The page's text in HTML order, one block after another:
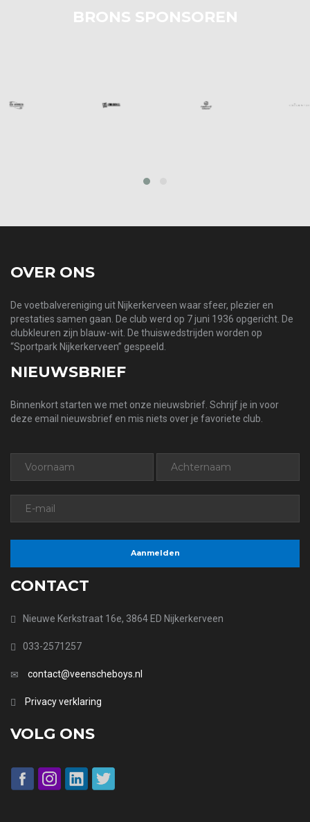
BRONS SPONSOREN
prev
OVER ONS
De voetbalvereniging uit Nijkerkerveen waar sfeer, plezier en
prestaties samen gaan. De club werd op 7 juni 1936 opgericht. De
clubkleuren zijn blauw-wit. De thuiswedstrijden worden op
“Sportpark Nijkerkerveen” gespeeld.
NIEUWSBRIEF
Binnenkort starten we met onze nieuwsbrief. Schrijf je in voor
deze email nieuwsbrief en mis niets over je favoriete club.
CONTACT
Nieuwe Kerkstraat 16e, 3864 ED Nijkerkerveen
033-2571257
contact@veenscheboys.nl
Privacy verklaring
VOLG ONS